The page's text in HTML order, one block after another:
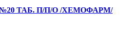
ТАБ. П/П/О /ХЕМОФАРМ/